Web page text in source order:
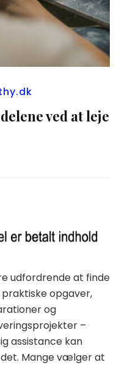
ved at leje
udfordrende at finde
opgaver,
og
–
assistance kan
Mange vælger at